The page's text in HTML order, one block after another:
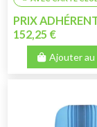
PRIX
152,25 €
Ajouter au